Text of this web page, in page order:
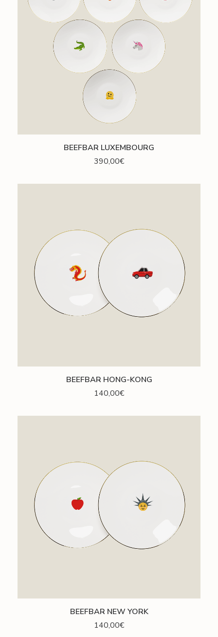
AJOUTER AU PANIER
BEEFBAR LUXEMBOURG
390,00€
AJOUTER AU PANIER
BEEFBAR HONG-KONG
140,00€
AJOUTER AU PANIER
BEEFBAR NEW YORK
140,00€